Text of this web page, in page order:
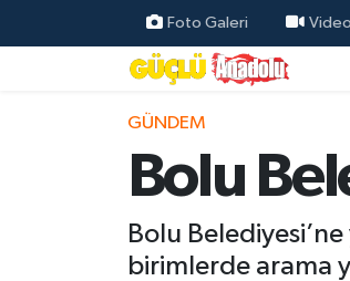
Foto Galeri Video
GÜNDEM
Bolu
Bolu
birimlerde arama
Özel Haber
Resmi İlanlar
Ekonomi